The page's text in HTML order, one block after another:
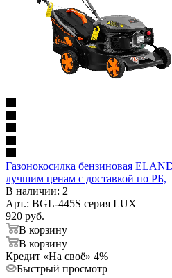
Газонокосилка бензиновая
лучшим ценам с доставкой по РБ,
В наличии: 2
Арт.: BGL-445S серия LUX
920 руб.
В корзину
В корзину
Кредит «На своё» 4%
Быстрый просмотр